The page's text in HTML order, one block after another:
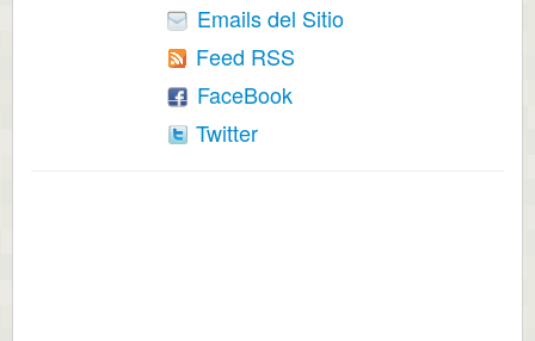
Emails del Sitio
Feed RSS
FaceBook
Twitter